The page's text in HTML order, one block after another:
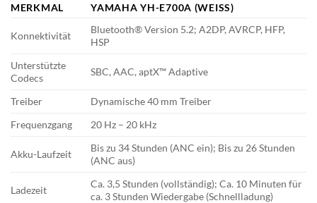
MERKMAL YAMAHA YH-E700A (WEISS)
Konnektivität
Bluetooth® Version 5.2; A2DP, AVRCP, HFP,
HSP
Unterstützte
Codecs
SBC, AAC, aptX™ Adaptive
Treiber
Dynamische 40 mm Treiber
Frequenzgang
20 Hz – 20 kHz
Akku-Laufzeit
Bis zu 34 Stunden (ANC ein); Bis zu 26 Stunden
(ANC aus)
Ladezeit
Ca. 3,5 Stunden (vollständig); Ca. 10 Minuten für
ca. 3 Stunden Wiedergabe (Schnellladung)